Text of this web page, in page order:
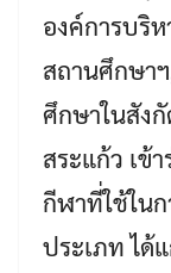
องค์การบริ
สถานศึกษา
ศึกษาในสัง
สระแก้ว เข้
กีฬาที่ใช้ใน
ประเภท ได้